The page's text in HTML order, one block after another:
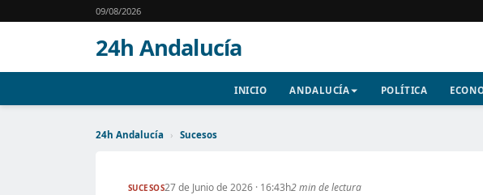
09/08/2026
24h Andalucía
INICIO ANDALUCÍA POLÍTICA
24h Andalucía › Sucesos
SUCESOS27 de Junio de 2026 · 16:43h2 min de lectura